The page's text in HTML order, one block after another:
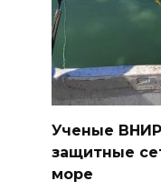
Ученые
защитные
море